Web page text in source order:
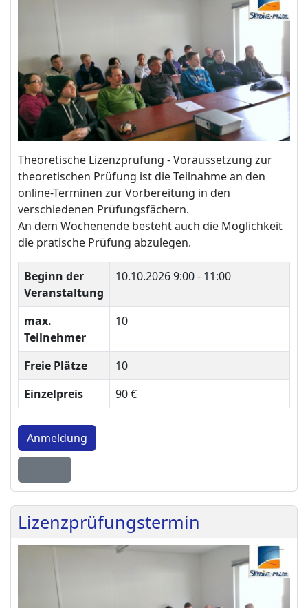
Theoretische Lizenzprüfung - Voraussetzung zur
theoretischen Prüfung ist die Teilnahme an den
online-Terminen zur Vorbereitung in den
verschiedenen Prüfungsfächern.
An dem Wochenende besteht auch die Möglichkeit
die pratische Prüfung abzulegen.
Beginn der
Veranstaltung
10.10.20269:00 - 11:00
max.
Teilnehmer
10
Freie Plätze
10
Einzelpreis
90 €
Anmeldung
Lizenzprüfungstermin